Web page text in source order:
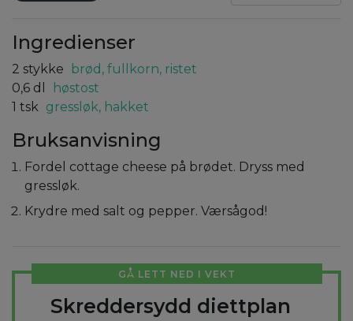
Ingredienser
2 stykke
brød, fullkorn, ristet
0,6 dl
høstost
1 tsk gressløk, hakket
Bruksanvisning
Fordel cottage cheese på brødet. Dryss med
gressløk.
Krydre med salt og pepper. Værsågod!
GÅ LETT NED I VEKT
Skreddersydd diettplan